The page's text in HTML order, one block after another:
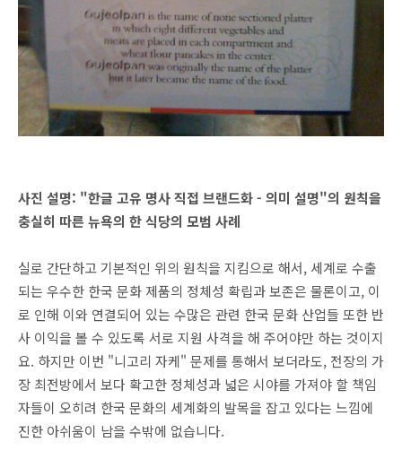
사진 설명: "한글 고유 명사 직접 브랜드화 - 의미 설명"의 원칙을
충실히 따른 뉴욕의 한 식당의 모범 사례
실로 간단하고 기본적인 위의 원칙을 지킴으로 해서, 세계로 수출
되는 우수한 한국 문화 제품의 정체성 확립과 보존은 물론이고, 이
로 인해 이와 연결되어 있는 수많은 관련 한국 문화 산업들 또한 반
사 이익을 볼 수 있도록 서로 지원 사격을 해 주어야만 하는 것이지
요. 하지만 이번 "니고리 자케" 문제를 통해서 보더라도, 전장의 가
장 최전방에서 보다 확고한 정체성과 넓은 시야를 가져야 할 책임
자들이 오히려 한국 문화의 세계화의 발목을 잡고 있다는 느낌에
진한 아쉬움이 남을 수밖에 없습니다.